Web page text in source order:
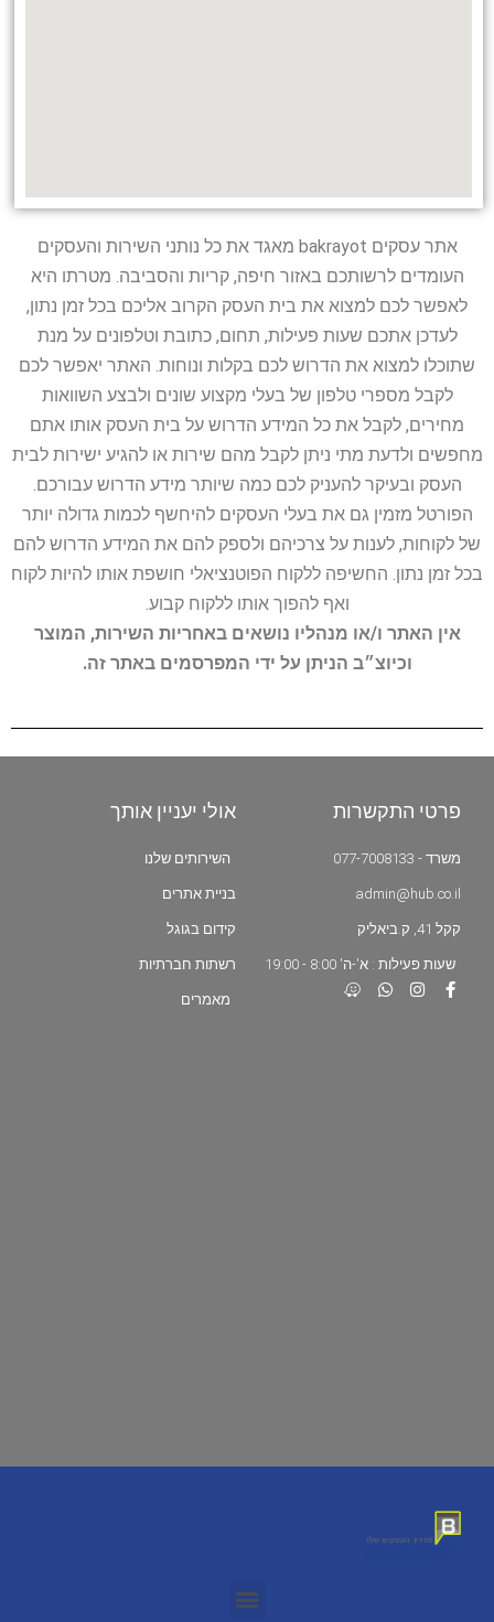
אתר עסקים bakrayot מאגד את כל נותני השירות והעסקים
העומדים לרשותכם באזור חיפה, קריות והסביבה. מטרתו היא
לאפשר לכם למצוא את בית העסק הקרוב אליכם בכל זמן נתון,
לעדכן אתכם שעות פעילות, תחום, כתובת וטלפונים על מנת
שתוכלו למצוא את הדרוש לכם בקלות ונוחות. האתר יאפשר לכם
לקבל מספרי טלפון של בעלי מקצוע שונים ולבצע השוואות
מחירים, לקבל את כל המידע הדרוש על בית העסק אותו אתם
מחפשים ולדעת מתי ניתן לקבל מהם שירות או להגיע ישירות לבית
העסק ובעיקר להעניק לכם כמה שיותר מידע הדרוש עבורכם.
הפורטל מזמין גם את בעלי העסקים להיחשף לכמות גדולה יותר
של לקוחות, לענות על צרכיהם ולספק להם את המידע הדרוש להם
בכל זמן נתון. החשיפה ללקוח הפוטנציאלי חושפת אותו להיות לקוח
ואף להפוך אותו ללקוח קבוע.
אין האתר ו/או מנהליו נושאים באחריות השירות, המוצר
וכיוצ״ב הניתן על ידי המפרסמים באתר זה.
פרטי התקשרות
משרד - 077-7008133
admin@hub.co.il
קקל 41, ק.ביאליק
שעות פעילות : א'-ה' 8:00 - 19:00
אולי יעניין אותך
השירותים שלנו
בניית אתרים
קידום בגוגל
רשתות חברתיות
מאמרים